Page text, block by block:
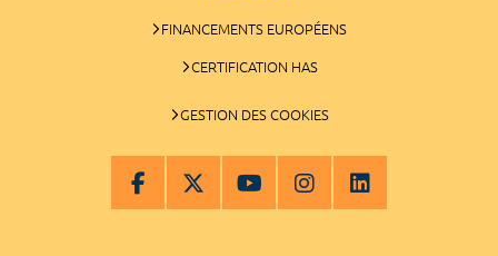
FINANCEMENTS EUROPÉENS
CERTIFICATION HAS
GESTION DES COOKIES